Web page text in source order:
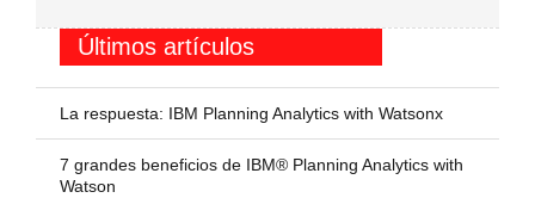
Últimos artículos
La respuesta: IBM Planning Analytics with Watsonx
7 grandes beneficios de IBM® Planning Analytics with
Watson